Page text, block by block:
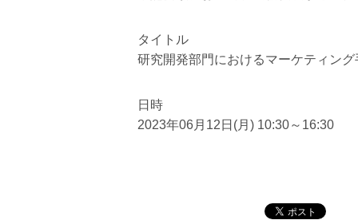
タイトル
研究開発部門におけるマーケティン
日時
2023年06月12日(月) 10:30～16:30